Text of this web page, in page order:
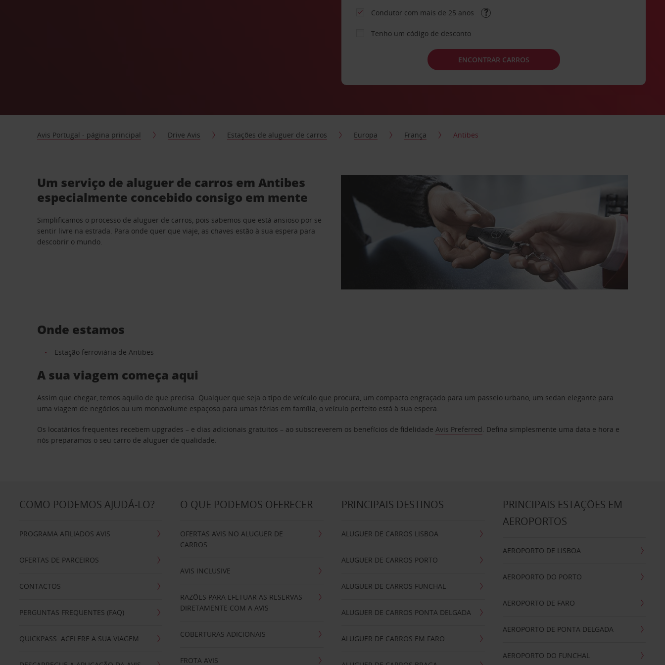
Condutor com mais de 25 anos
Tenho um código de desconto
ENCONTRAR CARROS
Avis Portugal - página principal Drive Avis Estações de aluguer de carros Europa França Antibes
Um serviço de aluguer de carros em Antibes
especialmente concebido consigo em mente
Simplificamos o processo de aluguer de carros, pois sabemos que está ansioso por se
sentir livre na estrada. Para onde quer que viaje, as chaves estão à sua espera para
descobrir o mundo.
Onde estamos
Estação ferroviária de Antibes
A sua viagem começa aqui
Assim que chegar, temos aquilo de que precisa. Qualquer que seja o tipo de veículo que procura, um compacto engraçado para um passeio urbano, um sedan elegante para
uma viagem de negócios ou um monovolume espaçoso para umas férias em família, o veículo perfeito está à sua espera.
Os locatários frequentes recebem upgrades – e dias adicionais gratuitos – ao subscreverem os benefícios de fidelidadeAvis Preferred. Defina simplesmente uma data e hora e
nós preparamos o seu carro de aluguer de qualidade.
COMO PODEMOS AJUDÁ-LO?
PROGRAMA AFILIADOS AVIS
OFERTAS DE PARCEIROS
CONTACTOS
PERGUNTAS FREQUENTES (FAQ)
QUICKPASS: ACELERE A SUA VIAGEM
O QUE PODEMOS OFERECER
OFERTAS AVIS NO ALUGUER DE
CARROS
AVIS INCLUSIVE
RAZÕES PARA EFETUAR AS RESERVAS
DIRETAMENTE COM A AVIS
COBERTURAS ADICIONAIS
FROTA AVIS
PRINCIPAIS DESTINOS
ALUGUER DE CARROS LISBOA
ALUGUER DE CARROS PORTO
ALUGUER DE CARROS FUNCHAL
ALUGUER DE CARROS PONTA DELGADA
ALUGUER DE CARROS EM FARO
PRINCIPAIS ESTAÇÕES EM
AEROPORTOS
AEROPORTO DE LISBOA
AEROPORTO DO PORTO
AEROPORTO DE FARO
AEROPORTO DE PONTA DELGADA
AEROPORTO DO FUNCHAL